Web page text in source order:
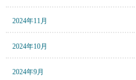
2024年11月
2024年10月
2024年9月